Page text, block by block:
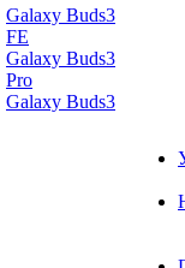
Galaxy Buds3
FE
Galaxy Buds3
Pro
Galaxy Buds3